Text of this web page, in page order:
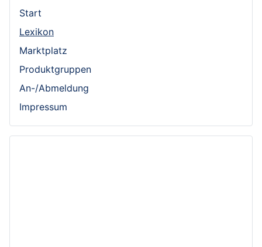
Start
Lexikon
Marktplatz
Produktgruppen
An-/Abmeldung
Impressum